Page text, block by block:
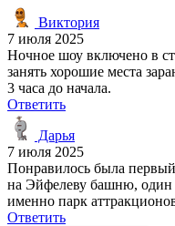
Виктория
7 июля 2025
Ночное шоу включено в
занять хорошие места
3 часа до начала.
Ответить
Дарья
7 июля 2025
Понравилось была первый
на Эйфелеву башню, один
именно парк
Ответить